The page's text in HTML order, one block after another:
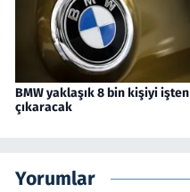
BMW yaklaşık 8 bin kişiyi işten
çıkaracak
Yorumlar